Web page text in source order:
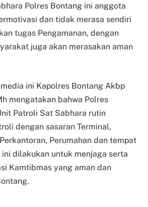
Polres Bontang ini anggota
dan tidak merasa sendiri
tugas Pengamanan, dengan
juga akan merasakan aman
ini Kapolres Bontang Akbp
mengatakan bahwa Polres
Patroli Sat Sabhara rutin
dengan sasaran Terminal,
Perumahan dan tempat
dilakukan untuk menjaga serta
Kamtibmas yang aman dan